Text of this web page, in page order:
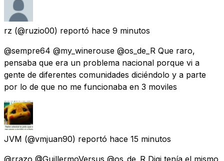
rz (@ruzio00) reportó hace 9 minutos
@sempre64 @my_winerouse @os_de_R Que raro,
pensaba que era un problema nacional porque vi a
gente de diferentes comunidades diciéndolo y a parte
por lo de que no me funcionaba en 3 moviles
JVM (@vmjuan90) reportó hace 15 minutos
@rrazo @GuillermoVersus @os_de_R Digi tenía el mismo